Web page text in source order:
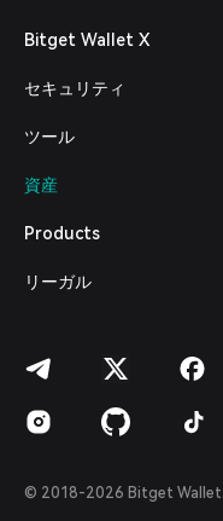
Italiano
Deutsch
繁體中文
Bahasa Indonesia
Español (Argentina)
Bitget Wallet X
セキュリティ
ツール
資産
Products
リーガル
© 2018-2026 Bitget Wallet